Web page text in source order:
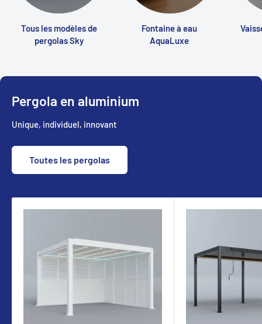
Tous les modèles de
pergolas Sky
Fontaine à eau
AquaLuxe
Pergola en aluminium
Unique, individuel, innovant
Toutes les pergolas